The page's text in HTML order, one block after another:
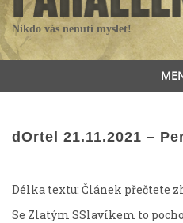
content
Nikdo vás nenutí myslet!
content
dOrtel 21.11.2021 –
Délka textu: Článek přečtete
Se Zlatým SSlavíkem to